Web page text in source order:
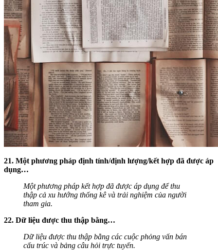
21. Một phương pháp định tính/định lượng/kết hợp đã được áp
dụng…
Một phương pháp kết hợp đã được áp dụng để thu
thập cả xu hướng thống kê và trải nghiệm của người
tham gia.
22. Dữ liệu được thu thập bằng…
Dữ liệu được thu thập bằng các cuộc phỏng vấn bán
cấu trúc và bảng câu hỏi trực tuyến.